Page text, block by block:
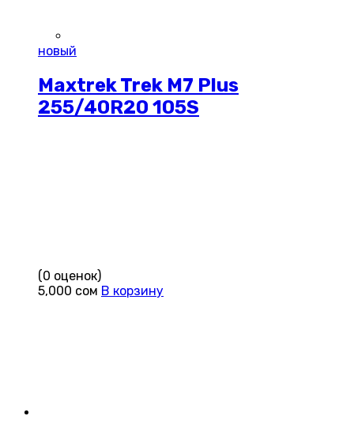
новый
Maxtrek Trek M7 Plus
255/40R20 105S
(0 оценок)
5,000 сом В корзину